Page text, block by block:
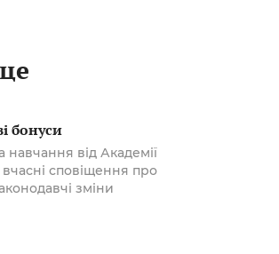
бонуси
від Академії
сповіщення про
зміни